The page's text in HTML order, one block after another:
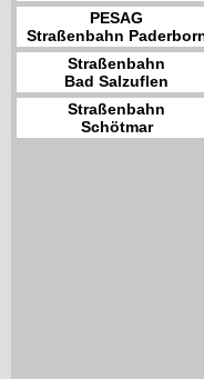
PESAG
Straßenbahn
Straßenbahn
Bad Salzuflen
Straßenbahn
Schötmar